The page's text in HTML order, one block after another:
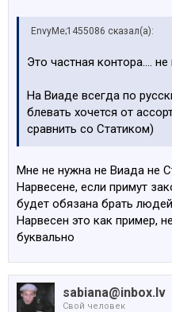
EnvyMe;1455086 сказал(а):
Это частная контора....
На Виаде всегда по
блевать хочется от
сравнить со Статиком)
Мне не нужна не Виада не
Нарвесене, если примут
будет обязана брать
Нарвесен это как пример,
буквально
sabiana@inbox.lv
Свой человек